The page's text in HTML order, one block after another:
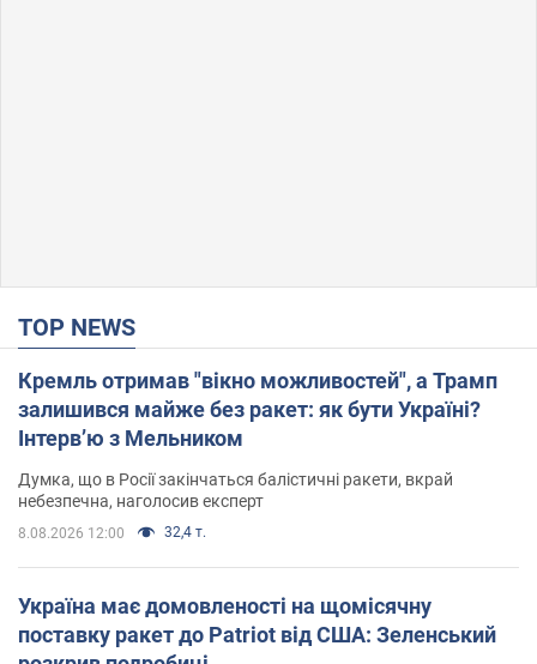
TOP NEWS
Кремль отримав "вікно можливостей", а Трамп
залишився майже без ракет: як бути Україні?
Інтерв’ю з Мельником
Думка, що в Росії закінчаться балістичні ракети, вкрай
небезпечна, наголосив експерт
8.08.2026 12:00 32,4 т.
Україна має домовленості на щомісячну
поставку ракет до Patriot від США: Зеленський